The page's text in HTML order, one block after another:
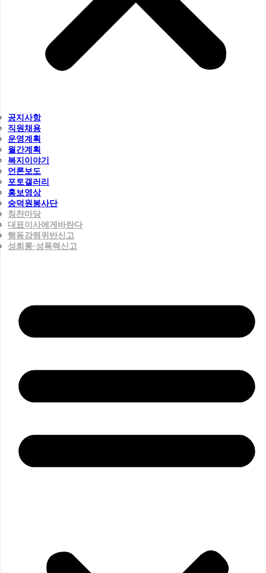
공지사항
직원채용
운영계획
월간계획
복지이야기
언론보도
포토갤러리
홍보영상
숭덕원봉사단
칭찬마당
대표이사에게바란다
행동강령위반신고
성희롱·성폭력신고